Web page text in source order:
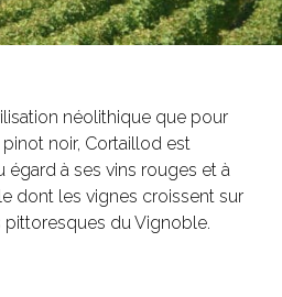
néolithique que pour
noir, Cortaillod est
à ses vins rouges et à
dont les vignes croissent sur
du Vignoble.